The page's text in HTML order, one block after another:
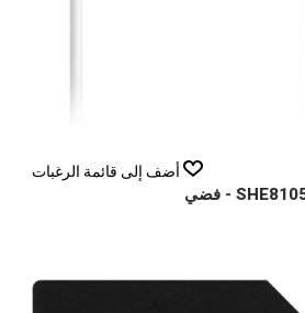
أضف إلى قائمة الرغبات